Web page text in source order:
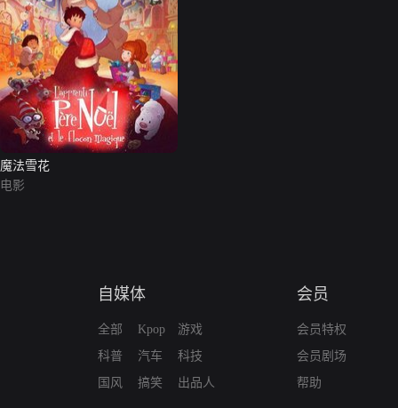
魔法雪花
电影
自媒体
全部
科普
国风
Kpop
汽车
搞笑
游戏
科技
出品人
会员
会员特权
会员剧场
帮助